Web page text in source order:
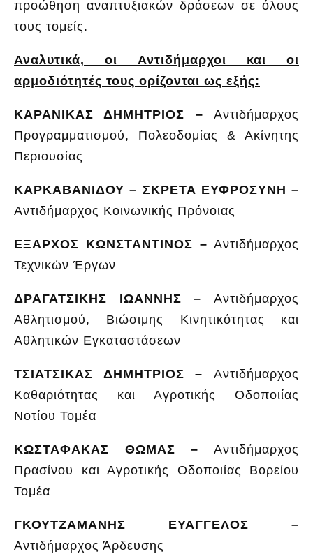
προώθηση αναπτυξιακών δράσεων σε όλους
τους τομείς.
Αναλυτικά, οι Αντιδήμαρχοι και οι
αρμοδιότητές τους ορίζονται ως εξής:
ΚΑΡΑΝΙΚΑΣ ΔΗΜΗΤΡΙΟΣ – Αντιδήμαρχος
Προγραμματισμού, Πολεοδομίας & Ακίνητης
Περιουσίας
ΚΑΡΚΑΒΑΝΙΔΟΥ – ΣΚΡΕΤΑ ΕΥΦΡΟΣΥΝΗ –
Αντιδήμαρχος Κοινωνικής Πρόνοιας
ΕΞΑΡΧΟΣ ΚΩΝΣΤΑΝΤΙΝΟΣ – Αντιδήμαρχος
Τεχνικών Έργων
ΔΡΑΓΑΤΣΙΚΗΣ ΙΩΑΝΝΗΣ – Αντιδήμαρχος
Αθλητισμού, Βιώσιμης Κινητικότητας και
Αθλητικών Εγκαταστάσεων
ΤΣΙΑΤΣΙΚΑΣ ΔΗΜΗΤΡΙΟΣ – Αντιδήμαρχος
Καθαριότητας και Αγροτικής Οδοποιίας
Νοτίου Τομέα
ΚΩΣΤΑΦΑΚΑΣ ΘΩΜΑΣ – Αντιδήμαρχος
Πρασίνου και Αγροτικής Οδοποιίας Βορείου
Τομέα
ΓΚΟΥΤΖΑΜΑΝΗΣ ΕΥΑΓΓΕΛΟΣ –
Αντιδήμαρχος Άρδευσης